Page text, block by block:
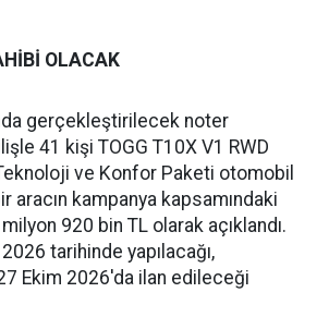
OLACAK
gerçekleştirilecek noter
41 kişi TOGG T10X V1 RWD
ve Konfor Paketi otomobil
aracın kampanya kapsamındaki
920 bin TL olarak açıklandı.
tarihinde yapılacağı,
Ekim 2026'da ilan edileceği